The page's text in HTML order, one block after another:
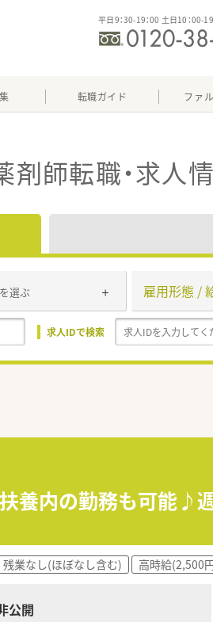
平日9：30-19：00 土日10：00-19
転職ガイド ファ
剤師転職・求人
を選ぶ 雇用形態 /
求人IDで検索
養内の勤務も可能♪
残業なし(ほぼなし含む) 高時給(2,500
公開